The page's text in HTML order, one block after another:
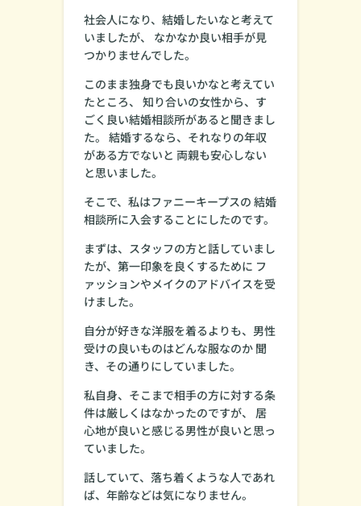
社会人になり、結婚したいなと考えて
いましたが、 なかなか良い相手が見
つかりませんでした。
このまま独身でも良いかなと考えてい
たところ、 知り合いの女性から、す
ごく良い結婚相談所があると聞きまし
た。 結婚するなら、それなりの年収
がある方でないと 両親も安心しない
と思いました。
そこで、私はファニーキープスの 結婚
相談所に入会することにしたのです。
まずは、スタッフの方と話していまし
たが、第一印象を良くするために フ
ァッションやメイクのアドバイスを受
けました。
自分が好きな洋服を着るよりも、男性
受けの良いものはどんな服なのか 聞
き、その通りにしていました。
私自身、そこまで相手の方に対する条
件は厳しくはなかったのですが、 居
心地が良いと感じる男性が良いと思っ
ていました。
話していて、落ち着くような人であれ
ば、年齢などは気になりません。